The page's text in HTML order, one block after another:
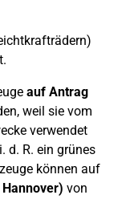
auf Antrag
weil sie vom
verwendet
d. R. ein grünes
können auf
von